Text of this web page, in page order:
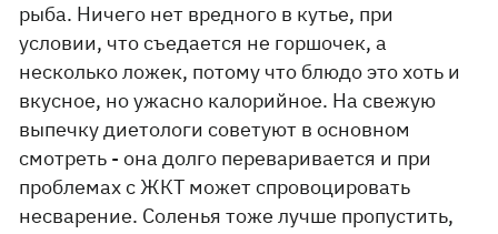
рыба. Ничего нет вредного в кутье, при
условии, что съедается не горшочек, а
несколько ложек, потому что блюдо это хоть и
вкусное, но ужасно калорийное. На свежую
выпечку диетологи советуют в основном
смотреть - она долго переваривается и при
проблемах с ЖКТ может спровоцировать
несварение. Соленья тоже лучше пропустить,